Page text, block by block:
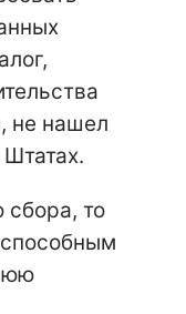
не нашел
сбора, то